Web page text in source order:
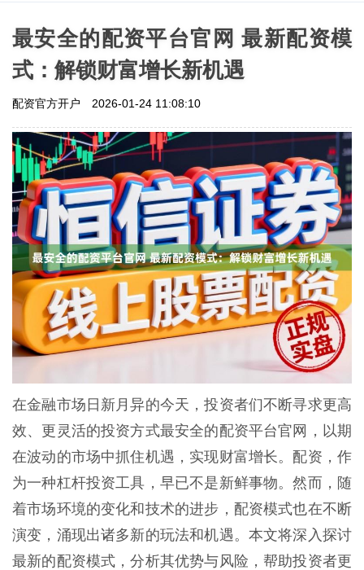
最安全的配资平台官网 最新配资模
式：解锁财富增长新机遇
配资官方开户 2026-01-24 11:08:10
在金融市场日新月异的今天，投资者们不断寻求更高
效、更灵活的投资方式最安全的配资平台官网，以期
在波动的市场中抓住机遇，实现财富增长。配资，作
为一种杠杆投资工具，早已不是新鲜事物。然而，随
着市场环境的变化和技术的进步，配资模式也在不断
演变，涌现出诸多新的玩法和机遇。本文将深入探讨
最新的配资模式，分析其优势与风险，帮助投资者更